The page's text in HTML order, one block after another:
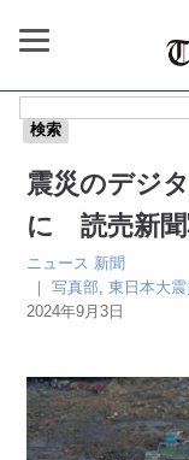
震災のデジ
に 読売新聞
ニュース 新聞
｜写真部 ,東日本大震
2024年9月3日